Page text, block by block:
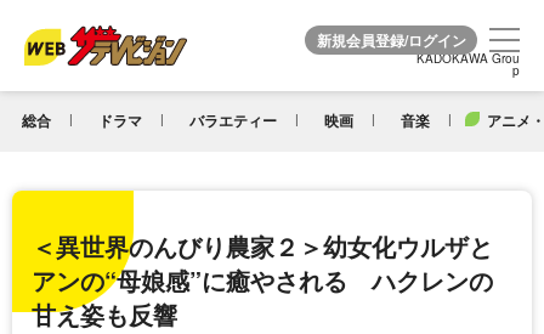
KADOKAWA Grou
p
総合 ドラマ バラエティー 映画 音楽 アニメ
KADOKAWA Grou
p
＜異世界のんびり農家２＞幼女化ウルザと
アンの“母娘感”に癒やされる ハクレンの
甘え姿も反響